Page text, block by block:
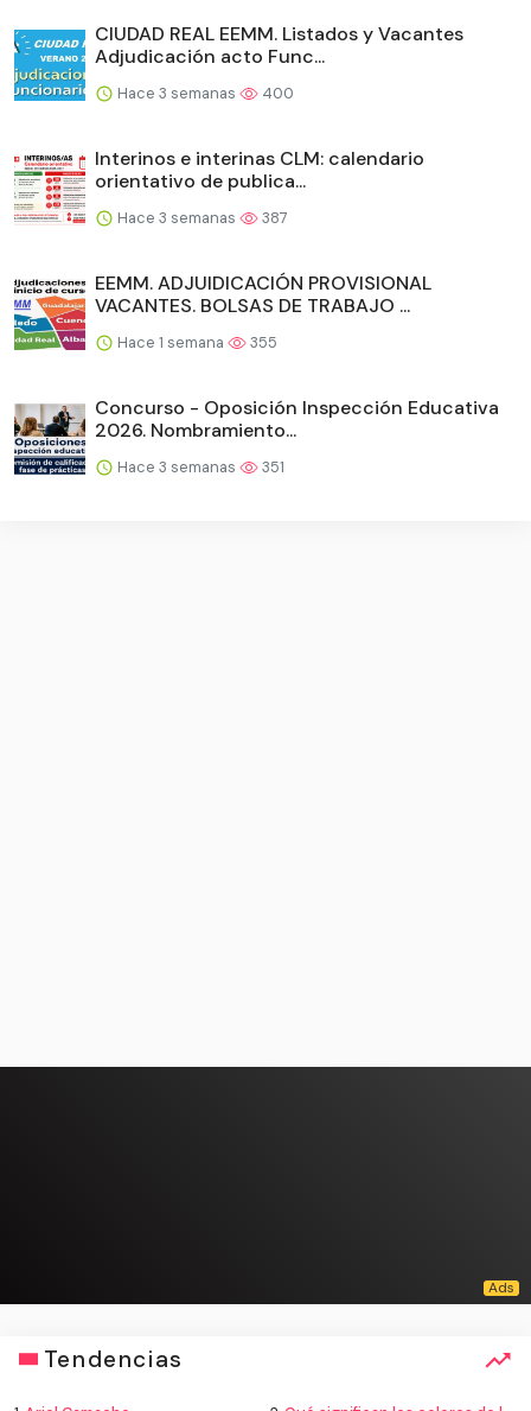
CIUDAD REAL EEMM. Listados y Vacantes
Adjudicación acto Func...
Hace 3 semanas 400
Interinos e interinas CLM: calendario
orientativo de publica...
Hace 3 semanas 387
EEMM. ADJUIDICACIÓN PROVISIONAL
VACANTES. BOLSAS DE TRABAJO ...
Hace 1 semana 355
Concurso - Oposición Inspección Educativa
2026. Nombramiento...
Hace 3 semanas 351
Tendencias